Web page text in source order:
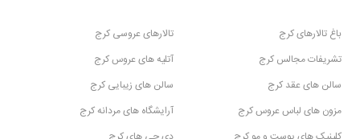
باغ تالارهای کرج
تالارهای عروسی کرج
تشریفات مجالس کرج
آتلیه های عروس کرج
سالن های عقد کرج
سالن های زیبایی کرج
مزون های لباس عروس کرج
آرایشگاه های مردانه کرج